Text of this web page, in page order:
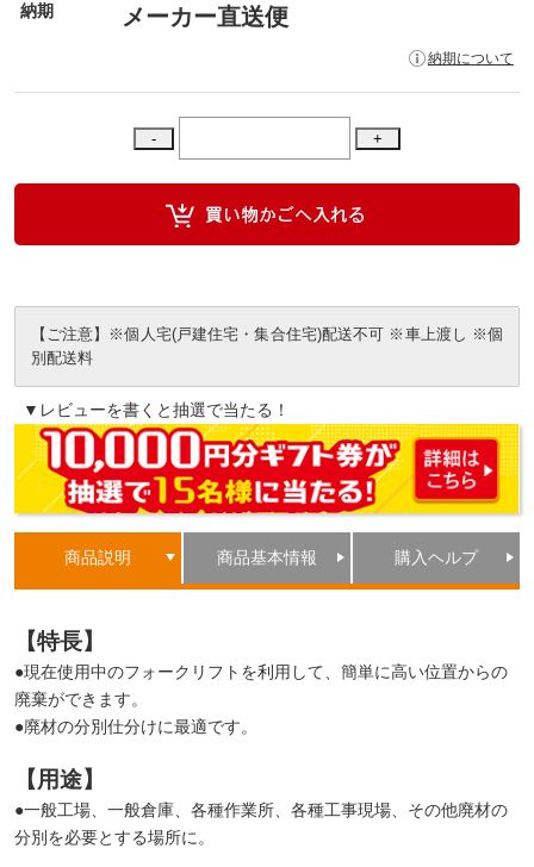
納期 メーカー直送便
納期について
【ご注意】※個人宅(戸建住宅・集合住宅)配送不可 ※車上渡し ※個
別配送料
▼レビューを書くと抽選で当たる！
商品説明 商品基本情報 購入ヘルプ
【特長】
●現在使用中のフォークリフトを利用して、簡単に高い位置からの
廃棄ができます。
●廃材の分別仕分けに最適です。
【用途】
●一般工場、一般倉庫、各種作業所、各種工事現場、その他廃材の
分別を必要とする場所に。